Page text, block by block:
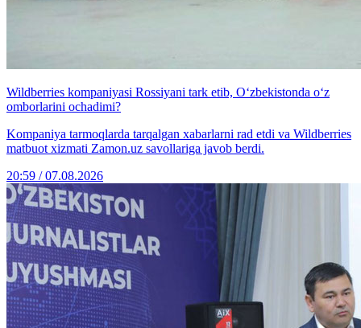
Wildberries kompaniyasi Rossiyani tark etib, O‘zbekistonda o‘z
omborlarini ochadimi?
Kompaniya tarmoqlarda tarqalgan xabarlarni rad etdi va Wildberries
matbuot xizmati Zamon.uz savollariga javob berdi.
20:59 / 07.08.2026